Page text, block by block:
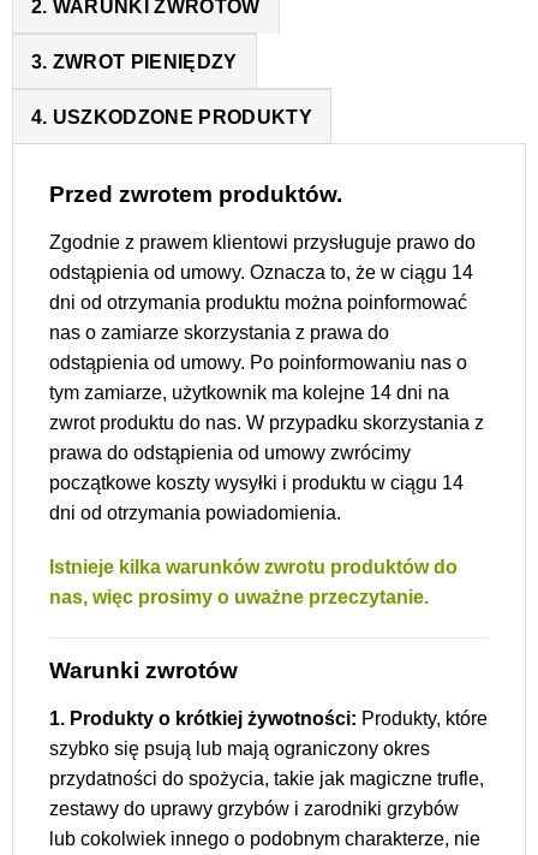
2. WARUNKI ZWROTÓW
3. ZWROT PIENIĘDZY
4. USZKODZONE PRODUKTY
Przed zwrotem produktów.
Zgodnie z prawem klientowi przysługuje prawo do
odstąpienia od umowy. Oznacza to, że w ciągu 14
dni od otrzymania produktu można poinformować
nas o zamiarze skorzystania z prawa do
odstąpienia od umowy. Po poinformowaniu nas o
tym zamiarze, użytkownik ma kolejne 14 dni na
zwrot produktu do nas. W przypadku skorzystania z
prawa do odstąpienia od umowy zwrócimy
początkowe koszty wysyłki i produktu w ciągu 14
dni od otrzymania powiadomienia.
Istnieje kilka warunków zwrotu produktów do
nas, więc prosimy o uważne przeczytanie.
Warunki zwrotów
1. Produkty o krótkiej żywotności: Produkty, które
szybko się psują lub mają ograniczony okres
przydatności do spożycia, takie jak magiczne trufle,
zestawy do uprawy grzybów i zarodniki grzybów
lub cokolwiek innego o podobnym charakterze, nie